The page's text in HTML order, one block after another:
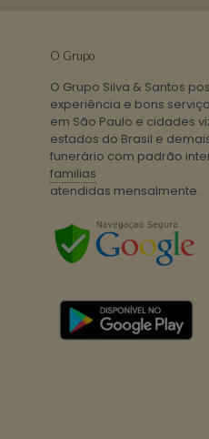
O Grupo
O Grupo Silva & Santos
experiência e bons
em São Paulo e cidades
estados do Brasil e
funerário com padrão
familias
atendidas mensalmente.